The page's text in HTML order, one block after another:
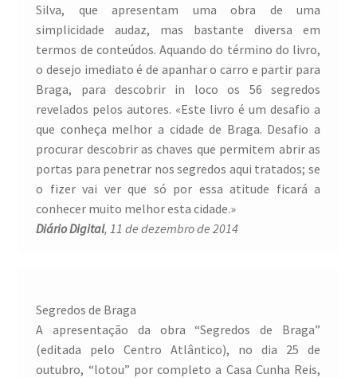
Silva, que apresentam uma obra de uma
simplicidade audaz, mas bastante diversa em
termos de conteúdos. Aquando do término do livro,
o desejo imediato é de apanhar o carro e partir para
Braga, para descobrir in loco os 56 segredos
revelados pelos autores. «Este livro é um desafio a
que conheça melhor a cidade de Braga. Desafio a
procurar descobrir as chaves que permitem abrir as
portas para penetrar nos segredos aqui tratados; se
o fizer vai ver que só por essa atitude ficará a
conhecer muito melhor esta cidade.»
Diário Digital, 11 de dezembro de 2014
Segredos de Braga
A apresentação da obra “Segredos de Braga”
(editada pelo Centro Atlântico), no dia 25 de
outubro, “lotou” por completo a Casa Cunha Reis,